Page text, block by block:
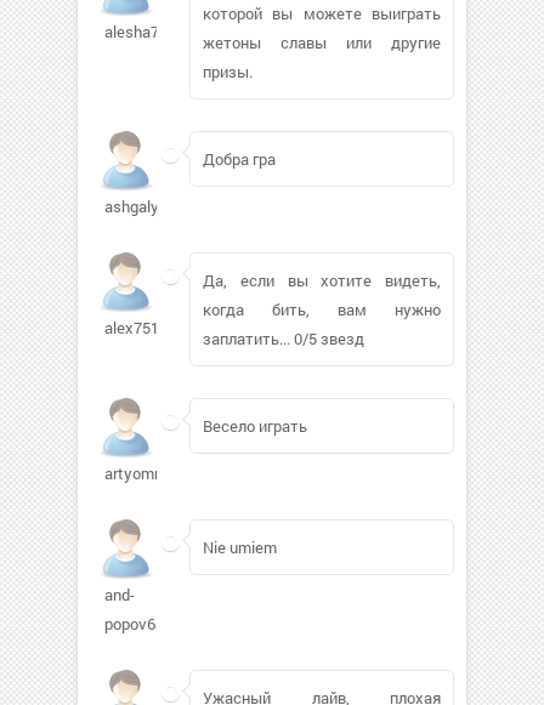
alesha7911
которой вы можете выиграть
жетоны славы или другие
призы.
ashgaly274
Добра гра
alex7513332
Да, если вы хотите видеть,
когда бить, вам нужно
заплатить... 0/5 звезд
artyomrost
Весело играть
and-
popov683
Nie umiem
Ужасный лайв, плохая